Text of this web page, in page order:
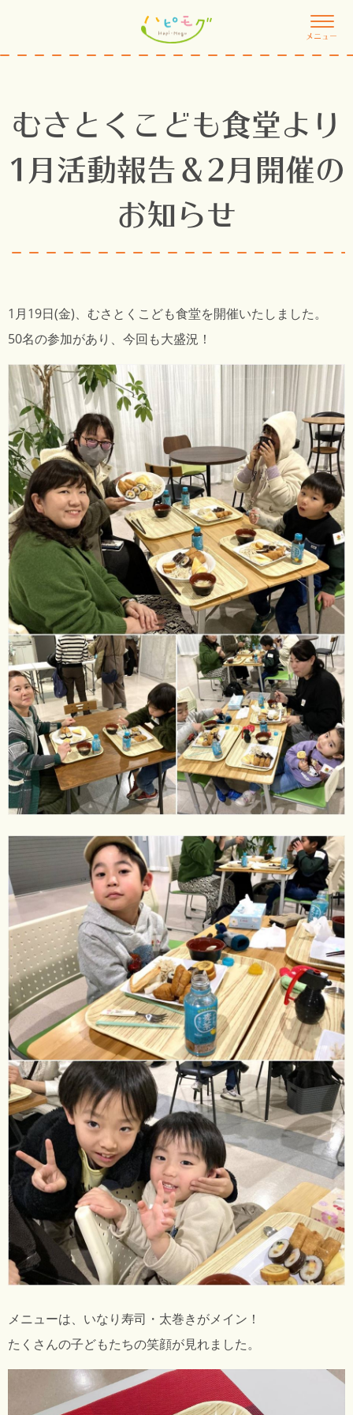
メニュー
むさとくこども食堂より
1月活動報告＆2月開催の
お知らせ
1月19日(金)、むさとくこども食堂を開催いたしました。
50名の参加があり、今回も大盛況！
メニューは、いなり寿司・太巻きがメイン！
たくさんの子どもたちの笑顔が見れました。